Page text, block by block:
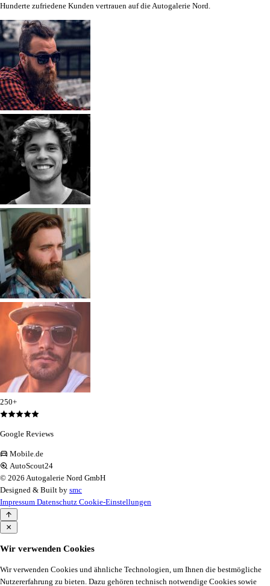
Hunderte zufriedene Kunden vertrauen auf die Autogalerie Nord.
250+
Google Reviews
Mobile.de
AutoScout24
© 2026 Autogalerie Nord GmbH
Designed & Built by smc
Impressum Datenschutz Cookie-Einstellungen
Wir verwenden Cookies
Wir verwenden Cookies und ähnliche Technologien, um Ihnen die bestmögliche
Nutzererfahrung zu bieten. Dazu gehören technisch notwendige Cookies sowie